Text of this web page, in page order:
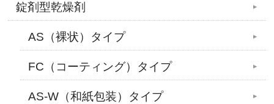
錠剤型乾燥剤
AS（裸状）タイプ
FC（コーティング）タイプ
AS-W（和紙包装）タイプ